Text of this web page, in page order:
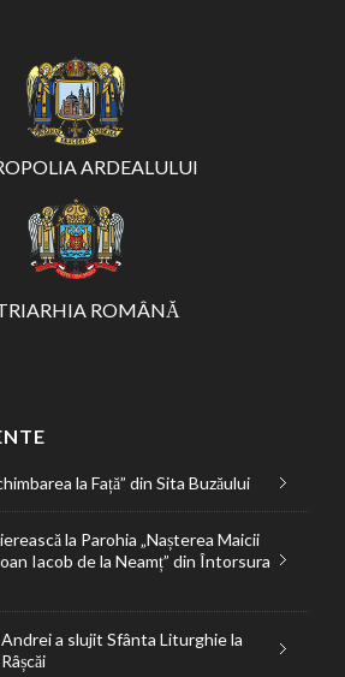
ARDEALULUI
ROMÂNĂ
la Față” din Sita Buzăului
la Parohia „Nașterea Maicii
Iacob de la Neamț” din Întorsura
a slujit Sfânta Liturghie la